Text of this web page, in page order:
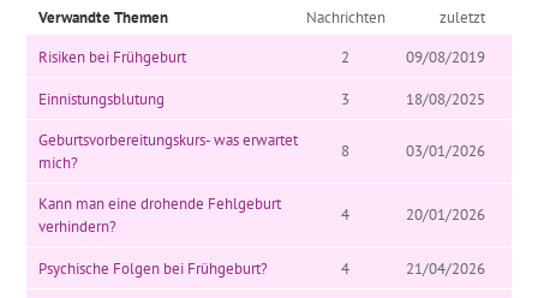
Verwandte Themen Nachrichten
zuletzt
Risiken bei Frühgeburt
2 09/08/2019
Einnistungsblutung 3
18/08/2025
Geburtsvorbereitungskurs- was erwartet
mich?
8 03/01/2026
Kann man eine drohende Fehlgeburt
verhindern?
4 20/01/2026
Psychische Folgen bei Frühgeburt? 4
21/04/2026